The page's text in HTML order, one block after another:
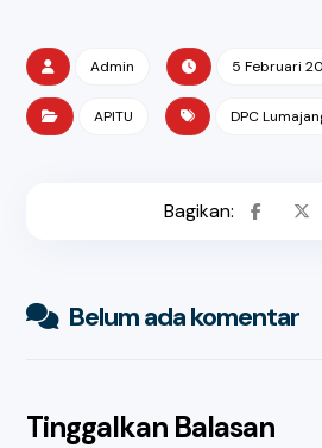
Admin 5 Februari
APITU DPC
Belum ada komentar
Tinggalkan Balasan